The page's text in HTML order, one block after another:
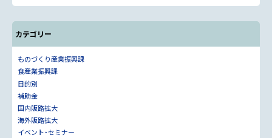
カテゴリー
ものづくり産業振興課
食産業振興課
目的別
補助金
国内販路拡大
海外販路拡大
イベント・セミナー